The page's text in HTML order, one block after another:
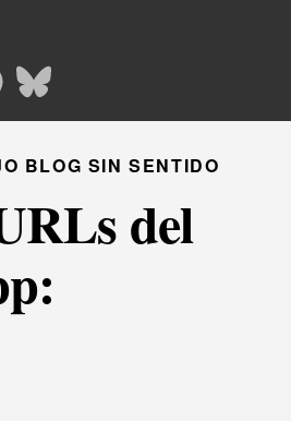
BLOG SIN SENTIDO
del